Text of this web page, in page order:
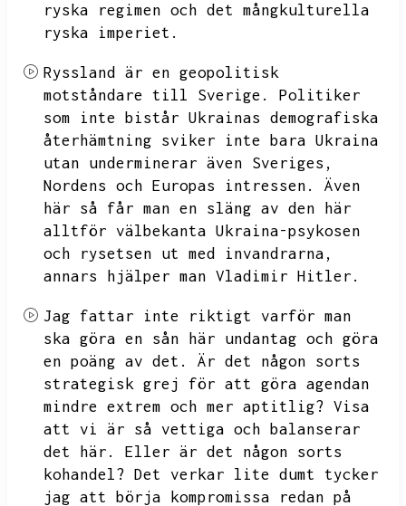
ryska regimen och det mångkulturella
ryska imperiet.
Ryssland är en geopolitisk
motståndare till Sverige.
Politiker
som inte bistår Ukrainas demografiska
återhämtning sviker inte bara Ukraina
utan underminerar även Sveriges,
Nordens och Europas intressen.
Även
här så får man en släng av den här
alltför välbekanta Ukraina-psykosen
och rysetsen ut med invandrarna,
annars hjälper man Vladimir Hitler.
Jag fattar inte riktigt varför man
ska göra en sån här undantag och göra
en poäng av det.
Är det någon sorts
strategisk grej för att göra agendan
mindre extrem och mer aptitlig? Visa
att vi är så vettiga och balanserar
det här.
Eller är det någon sorts
kohandel? Det verkar lite dumt tycker
jag att börja kompromissa redan på